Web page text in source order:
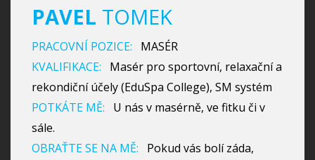
PAVEL TOMEK
PRACOVNÍ POZICE:
MASÉR
KVALIFIKACE:
Masér pro sportovní, relaxační a
rekondiční účely (EduSpa College), SM systém
POTKÁTE MĚ:
U nás v masérně, ve fitku či v
sále.
OBRAŤTE SE NA MĚ:
Pokud vás bolí záda,